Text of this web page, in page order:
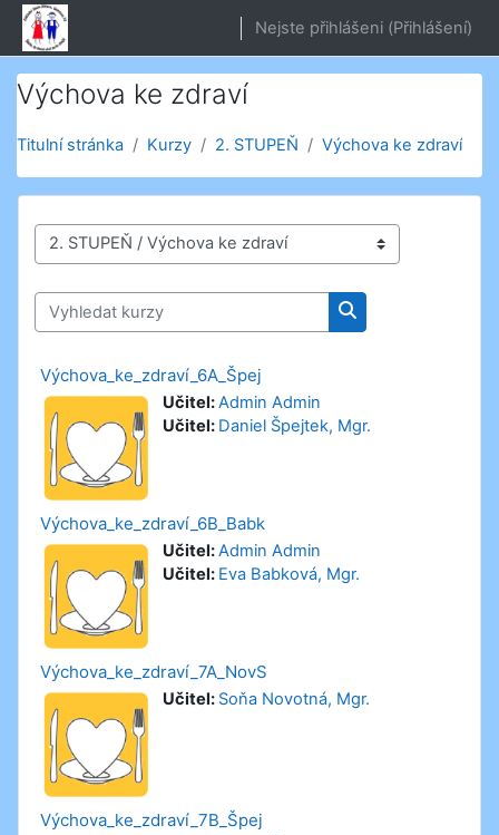
Přejít k hlavnímu obsahu
Nejste přihlášeni (Přihlášení)
Výchova ke zdraví
Titulní stránka Kurzy 2. STUPEŇ Výchova ke zdraví
Kategorie kurzů
Vyhledat kurzy
Vyhledat kurzy
Výchova_ke_zdraví_6A_Špej
Učitel:Admin Admin
Učitel: Daniel Špejtek, Mgr.
Výchova_ke_zdraví_6B_Babk
Učitel:Admin Admin
Učitel: Eva Babková, Mgr.
Výchova_ke_zdraví_7A_NovS
Učitel: Soňa Novotná, Mgr.
Výchova_ke_zdraví_7B_Špej